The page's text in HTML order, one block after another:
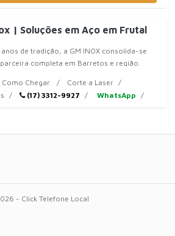
| Soluções em Aço em Frutal
de tradição, a GM INOX consolida-se
completa em Barretos e região.
Como Chegar
Corte a Laser
(17) 3312-9927 WhatsApp
- Click Telefone Local